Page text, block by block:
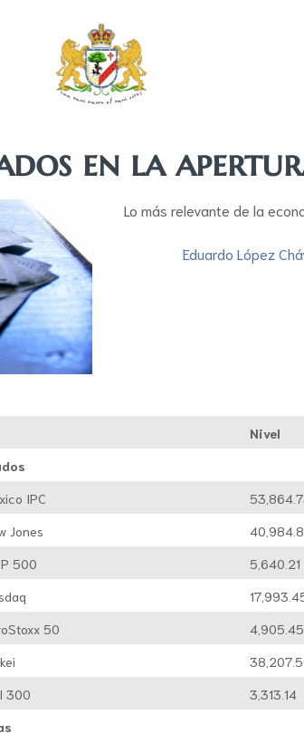
en la
Lo más relevante de la
Eduardo López
Nivel
IPC
Jones
500
5,640.21
50
4,905.45
300
3,313.14